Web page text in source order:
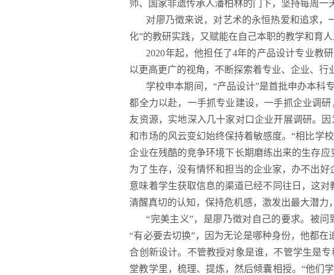
师、国家非遗传承人潘柏林的门下，坚持每周一
对廖乃徵来说，对艺术的永恒热爱和追求
化”的教研实践，又赋能在自己本职的教学和育人
2020年起，他担任了4年的产品设计专业教
以更高更广的视角，不断探索着专业、企业、行
学校申本期间，“产品设计”是首批申办本科
都全力以赴，一手抓专业建设，一手抓企业调
友资源，实地深入几十家对口企业开展调研。
和市场的风云变幻始终保持着敏感度。“相比学
企业在残酷的竞争环境下长期磨练出来的生存
为了生存，没有情怀和担当的企业家，办不出
意味着学生获取信息的渠道已经不同往日，这
清醒真切的认知，保持危机感，激发出最大潜力
“完美主义”，是廖乃徵对自己的要求。被
“有必要去切换”，因为无论是哪种身份，他都在
合创新设计。不管教授对象是谁，不管学生是
堂教学里，梳理、提炼，然后倾囊相授。“他们